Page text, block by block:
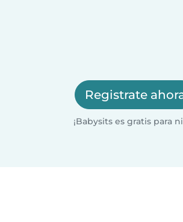
Registrate
¡Babysits es gratis para